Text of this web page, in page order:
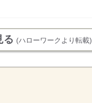
る (ハローワークより転載)